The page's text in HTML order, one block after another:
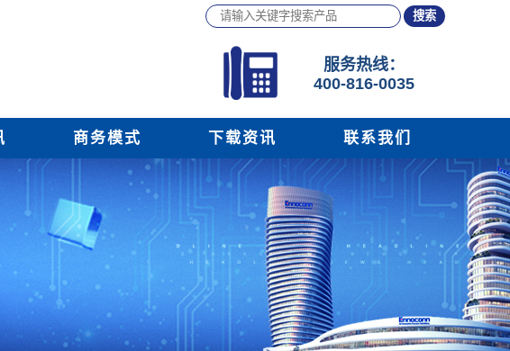
服务热线：
400-816-0035
商务模式 下载资讯 联系我们